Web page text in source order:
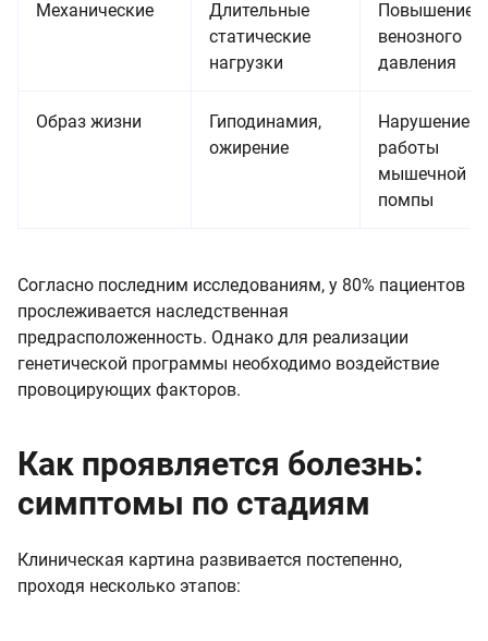
Механические
Длительные
статические
нагрузки
Повышение
венозного
давления
Образ жизни
Гиподинамия,
ожирение
Нарушение
работы
мышечной
помпы
Согласно последним исследованиям, у 80% пациентов
прослеживается наследственная
предрасположенность. Однако для реализации
генетической программы необходимо воздействие
провоцирующих факторов.
Как проявляется болезнь:
симптомы по стадиям
Клиническая картина развивается постепенно,
проходя несколько этапов: